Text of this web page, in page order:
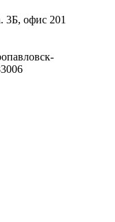
3Б, офис 201